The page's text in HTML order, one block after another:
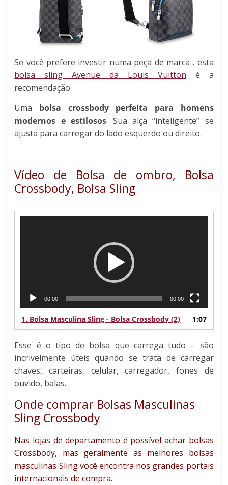
Se você prefere investir numa peça de marca , esta
bolsa sling Avenue da Louis Vuitton é a
recomendação.
Uma bolsa crossbody perfeita para homens
modernos e estilosos. Sua alça “inteligente” se
ajusta para carregar do lado esquerdo ou direito.
Vídeo de Bolsa de ombro, Bolsa
Crossbody, Bolsa Sling
00:00 00:00
1. Bolsa Masculina Sling - Bolsa Crossbody (2) 1:07
Esse é o tipo de bolsa que carrega tudo – são
incrivelmente úteis quando se trata de carregar
chaves, carteiras, celular, carregador, fones de
ouvido, balas.
Onde comprar Bolsas Masculinas
Sling Crossbody
Nas lojas de departamento é possível achar bolsas
Crossbody, mas geralmente as melhores bolsas
masculinas Sling você encontra nos grandes portais
internacionais de compra.